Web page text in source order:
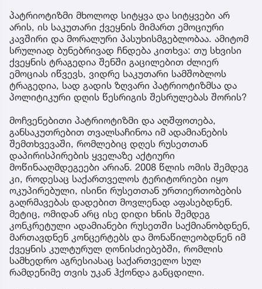
პატრიოტიზმი მხოლოდ სიტყვა და სიტყვები არ
არის, ის საკუთარი ქვეყნის მიმართ ემოციური
კავშირი და მორალური პასუხისმგებლობაა. ამიტომ
სრულიად ბუნებრივად ჩნდება კითხვა: თუ სხვისი
ქვეყნის ტრაგედია შენში გაცილებით ძლიერ
ემოციას იწვევს, ვიდრე საკუთარი სამშობლოს
ტრაგედია, სად გადის ზღვარი პატრიოტიზმსა და
პოლიტიკური დღის წესრიგის შესრულებას შორის?
მოჩვენებითი პატრიოტიზმი და აღშფოთება,
განსაკუთრებით თვალსაჩინოა იმ ადამიანების
შემთხვევაში, რომლებიც დღეს რუსეთთან
დაპირისპირების ყველაზე აქტიური
მოწინააღმდეგეები არიან. 2008 წლის ომის შემდეგ
კი, როდესაც საქართველოს ტერიტორიები იყო
ოკუპირებული, ისინი რუსეთთან ურთიერთობების
გაღრმავებას დადებით მოვლენად აფასებდნენ.
მეტიც, ომიდან არც ისე დიდი ხნის შემდეგ
კონკრეტული ადამიანები რუსეთში საქმიანობდნენ,
მართავდნენ კონცერტებს და მონაწილეობდნენ იმ
ქვეყნის კულტურულ ღონისძიებებში, რომლის
სამხედრო აგრესიასაც საქართველო სულ
რამდენიმე თვის უკან ჰქონდა განცდილი.